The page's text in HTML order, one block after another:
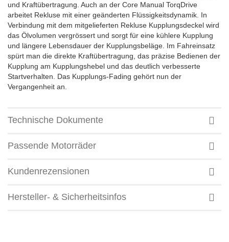
und Kraftübertragung. Auch an der Core Manual TorqDrive
arbeitet Rekluse mit einer geänderten Flüssigkeitsdynamik. In
Verbindung mit dem mitgelieferten Rekluse Kupplungsdeckel wird
das Ölvolumen vergrössert und sorgt für eine kühlere Kupplung
und längere Lebensdauer der Kupplungsbeläge. Im Fahreinsatz
spürt man die direkte Kraftübertragung, das präzise Bedienen der
Kupplung am Kupplungshebel und das deutlich verbesserte
Startverhalten. Das Kupplungs-Fading gehört nun der
Vergangenheit an.
Technische Dokumente
Passende Motorräder
Kundenrezensionen
Hersteller- & Sicherheitsinfos